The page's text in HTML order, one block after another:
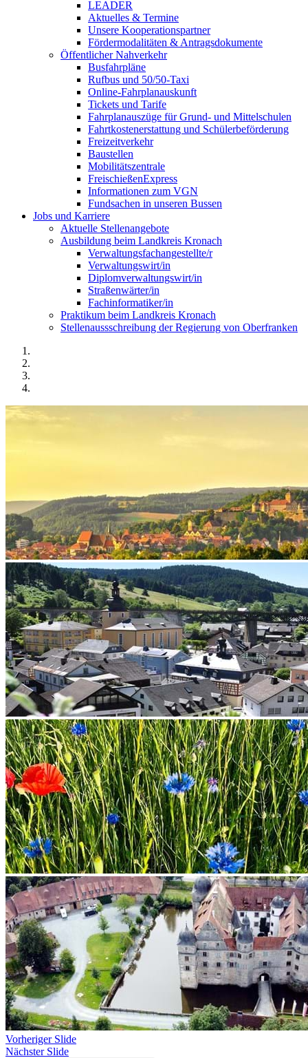
LEADER
Aktuelles & Termine
Unsere Kooperationspartner
Fördermodalitäten & Antragsdokumente
Öffentlicher Nahverkehr
Busfahrpläne
Rufbus und 50/50-Taxi
Online-Fahrplanauskunft
Tickets und Tarife
Fahrplanauszüge für Grund- und Mittelschulen
Fahrtkostenerstattung und Schülerbeförderung
Freizeitverkehr
Baustellen
Mobilitätszentrale
FreischießenExpress
Informationen zum VGN
Fundsachen in unseren Bussen
Jobs und Karriere
Aktuelle Stellenangebote
Ausbildung beim Landkreis Kronach
Verwaltungsfachangestellte/r
Verwaltungswirt/in
Diplomverwaltungswirt/in
Straßenwärter/in
Fachinformatiker/in
Praktikum beim Landkreis Kronach
Stellenaussschreibung der Regierung von Oberfranken
Vorheriger Slide
Nächster Slide